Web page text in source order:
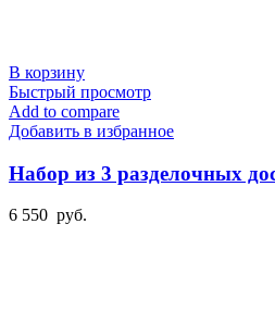
В корзину
Быстрый просмотр
Add to compare
Добавить в избранное
Набор из 3 разделочных
6 550 руб.